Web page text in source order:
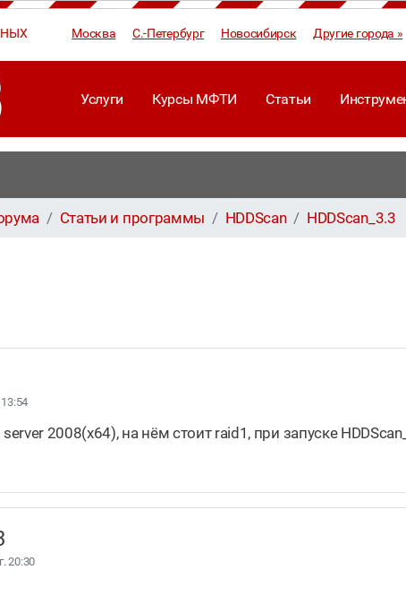
Москва С.-Петербург Новосибирск Другие города »
Услуги Курсы МФТИ Статьи
Статьи и программы HDDScan HDDScan_3.3
2008(x64), на нём стоит raid1, при запуске
20:30